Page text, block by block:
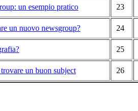
un esempio pratico 23
un nuovo newsgroup? 24
25
un buon subject 26